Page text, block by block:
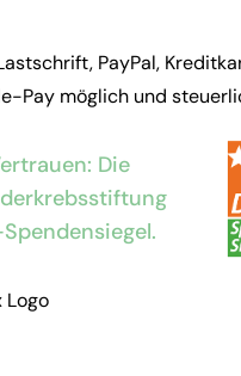
PayPal,
Pay möglich und
Die